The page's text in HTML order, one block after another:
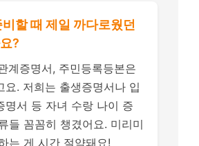
비할 때 제일 까다로웠던
?
계증명서, 주민등록등본은
요. 저희는 출생증명서나 입
명서 등 자녀 수랑 나이 증
들 꼼꼼히 챙겼어요. 미리미
는 게 시간 절약돼요!